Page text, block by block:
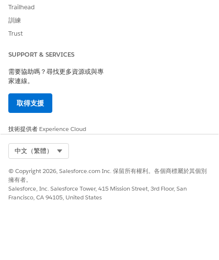
使用「
「個案」和相關物件的額外存取權。若要使用此功能,則需要設
定。
另請參照：
Salesforce 說明：設定個案小組
此文章是否解決您的問題？
是
Trailhead
訓練
Trust
SUPPORT & SERVICES
需要協助嗎？尋找更多資源或與專
家連線。
取得支援
技術提供者 Experience Cloud
中文（繁體）
© Copyright 2026, Salesforce.com Inc. 保留所有權利。各個商標屬於其個別
擁有者。
Salesforce, Inc. Salesforce Tower, 415 Mission Street, 3rd Floor, San
Francisco, CA 94105, United States